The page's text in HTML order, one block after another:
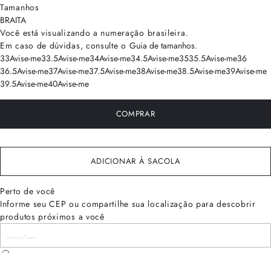
Tamanhos
BRAITA
Você está visualizando a numeração brasileira.
Em caso de dúvidas, consulte o Guia de tamanhos.
33Avise-me33.5Avise-me34Avise-me34.5Avise-me3535.5Avise-me36
36.5Avise-me37Avise-me37.5Avise-me38Avise-me38.5Avise-me39Avise-me
39.5Avise-me40Avise-me
COMPRAR
ADICIONAR À SACOLA
Perto de você
Informe seu CEP ou compartilhe sua localização para descobrir
produtos próximos a você